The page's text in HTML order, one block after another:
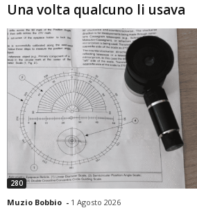
Una volta qualcuno li usava
280
Muzio Bobbio - 1 Agosto 2026